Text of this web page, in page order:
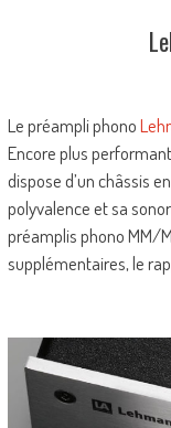
Le préampli phono
Encore plus
dispose d’un châssis
polyvalence et sa
préamplis phono MM/
supplémentaires, le